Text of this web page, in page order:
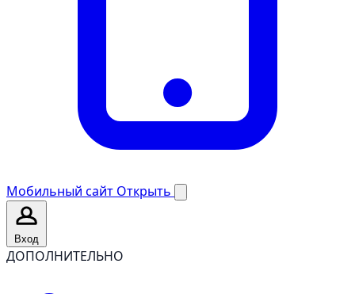
Мобильный сайт Открыть
Вход
ДОПОЛНИТЕЛЬНО